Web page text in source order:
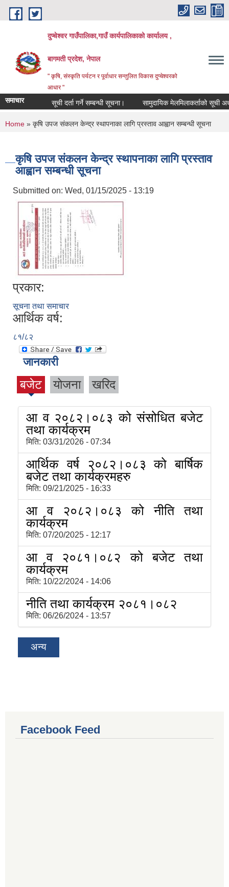
Skip to main content
दुप्चेश्वर गाउँपालिका,गाउँ कार्यपालिकाको कार्यालय ,
बागमती प्रदेश, नेपाल
" कृषि, संस्कृति पर्यटन र पूर्वाधार सन्तुलित विकास दुप्चेश्वरको
आधार "
समाचार सूची दर्ता गर्ने सम्बन्धी सूचना। सामुदायिक मेलमिलाकर्ताको सूची
You are here
Home » कृषि उपज संकलन केन्द्र स्थापनाका लागि प्रस्ताव आह्वान सम्बन्धी सूचना
कृषि उपज संकलन केन्द्र स्थापनाका लागि प्रस्ताव
आह्वान सम्बन्धी सूचना
Submitted on: Wed, 01/15/2025 - 13:19
प्रकार:
सूचना तथा समाचार
आर्थिक वर्ष:
८१/८२
जानकारी
बजेट योजना खरिद
आ व २०८२।०८३ को संसोधित बजेट
तथा कार्यक्रम
मिति: 03/31/2026 - 07:34
आर्थिक वर्ष २०८२।०८३ को बार्षिक
बजेट तथा कार्यक्रमहरु
मिति: 09/21/2025 - 16:33
आ व २०८२।०८३ को नीति तथा
कार्यक्रम
मिति: 07/20/2025 - 12:17
आ व २०८१।०८२ को बजेट तथा
कार्यक्रम
मिति: 10/22/2024 - 14:06
नीति तथा कार्यक्रम २०८१।०८२
मिति: 06/26/2024 - 13:57
अन्य
Facebook Feed